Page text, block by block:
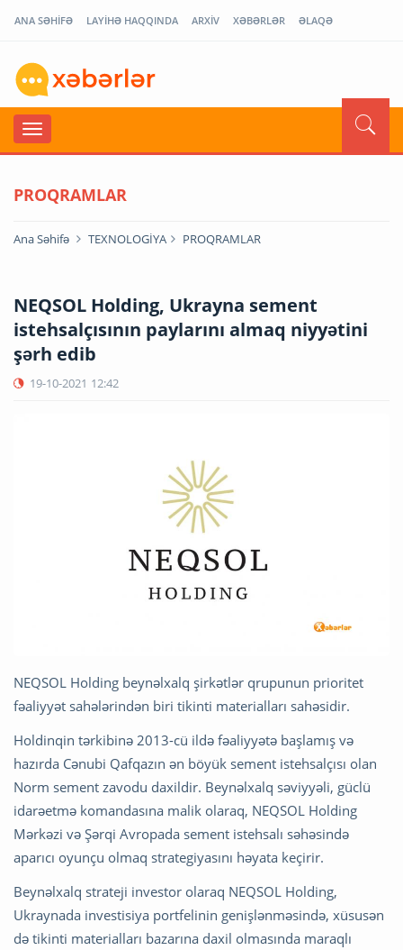
ANA SƏHİFƏ LAYİHƏ HAQQINDA ARXİV XƏBƏRLƏR ƏLAQƏ
PROQRAMLAR
Ana Səhifə TEXNOLOGİYA PROQRAMLAR
NEQSOL Holding, Ukrayna sement
istehsalçısının paylarını almaq niyyətini
şərh edib
19-10-2021 12:42
NEQSOL Holding beynəlxalq şirkətlər qrupunun prioritet
fəaliyyət sahələrindən biri tikinti materialları sahəsidir.
Holdinqin tərkibinə 2013-cü ildə fəaliyyətə başlamış və
hazırda Cənubi Qafqazın ən böyük sement istehsalçısı olan
Norm sement zavodu daxildir. Beynəlxalq səviyyəli, güclü
idarəetmə komandasına malik olaraq, NEQSOL Holding
Mərkəzi və Şərqi Avropada sement istehsalı səhəsində
aparıcı oyunçu olmaq strategiyasını həyata keçirir.
Beynəlxalq strateji investor olaraq NEQSOL Holding,
Ukraynada investisiya portfelinin genişlənməsində, xüsusən
də tikinti materialları bazarına daxil olmasında maraqlı